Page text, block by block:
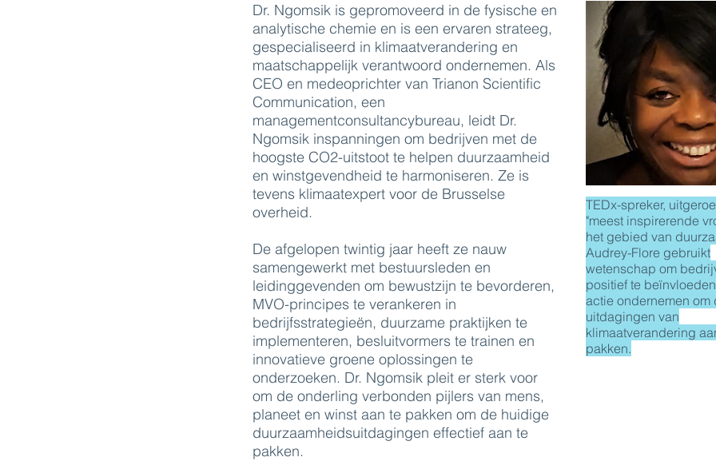
Dr. Ngomsik is gepromoveerd in de fysische en
analytische chemie en is een ervaren strateeg,
gespecialiseerd in klimaatverandering en
maatschappelijk verantwoord ondernemen. Als
CEO en medeoprichter van Trianon Scientific
Communication, een
managementconsultancybureau, leidt Dr.
Ngomsik inspanningen om bedrijven met de
hoogste CO2-uitstoot te helpen duurzaamheid
en winstgevendheid te harmoniseren. Ze is
tevens klimaatexpert voor de Brusselse
overheid.
De afgelopen twintig jaar heeft ze nauw
samengewerkt met bestuursleden en
leidinggevenden om bewustzijn te bevorderen,
MVO-principes te verankeren in
bedrijfsstrategieën, duurzame praktijken te
implementeren, besluitvormers te trainen en
innovatieve groene oplossingen te
onderzoeken. Dr. Ngomsik pleit er sterk voor
om de onderling verbonden pijlers van mens,
planeet en winst aan te pakken om de huidige
duurzaamheidsuitdagingen effectief aan te
pakken.
TEDx-spreker,
"meest inspirerende
het gebied van
Audrey-Flore gebruikt
wetenschap om
positief te
actie ondernemen om
uitdagingen van
klimaatverandering
pakken.